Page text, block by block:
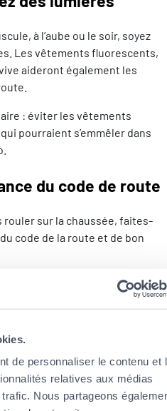
de personnaliser le contenu et
relatives aux médias
Nous partageons
à l’aube ou le soir, soyez
Les vêtements fluorescents,
aideront également les
: éviter les vêtements
pourraient s’emmêler dans
du code de route
rouler sur la chaussée, faites-
code de la route et de bon
passage pour piétons
les autres vélos